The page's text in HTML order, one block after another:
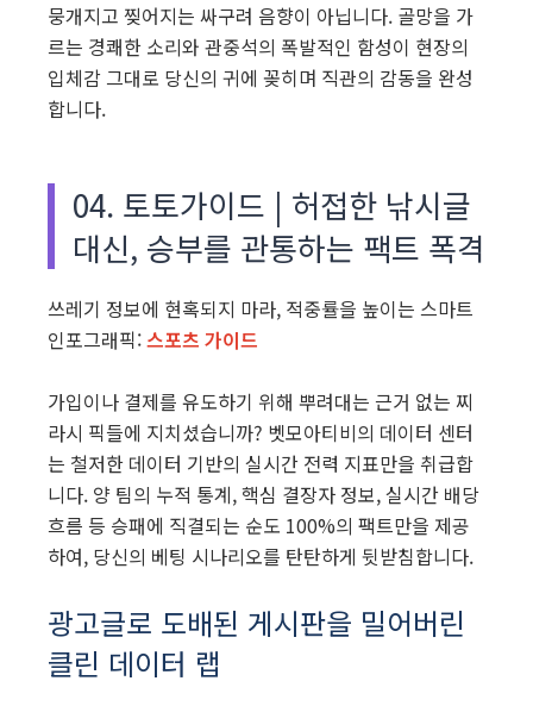
뭉개지고 찢어지는 싸구려 음향이 아닙니다. 골망을 가
르는 경쾌한 소리와 관중석의 폭발적인 함성이 현장의
입체감 그대로 당신의 귀에 꽂히며 직관의 감동을 완성
합니다.
04. 토토가이드 | 허접한 낚시글
대신, 승부를 관통하는 팩트 폭격
쓰레기 정보에 현혹되지 마라, 적중률을 높이는 스마트
인포그래픽:스포츠 가이드
가입이나 결제를 유도하기 위해 뿌려대는 근거 없는 찌
라시 픽들에 지치셨습니까? 벳모아티비의 데이터 센터
는 철저한 데이터 기반의 실시간 전력 지표만을 취급합
니다. 양 팀의 누적 통계, 핵심 결장자 정보, 실시간 배당
흐름 등 승패에 직결되는 순도 100%의 팩트만을 제공
하여, 당신의 베팅 시나리오를 탄탄하게 뒷받침합니다.
광고글로 도배된 게시판을 밀어버린
클린 데이터 랩